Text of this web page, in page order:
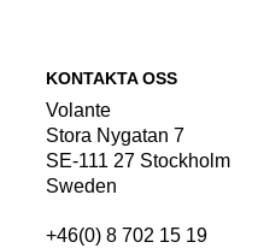
KONTAKTA OSS
Volante
Stora Nygatan 7
SE-111 27 Stockholm
Sweden
+46(0) 8 702 15 19